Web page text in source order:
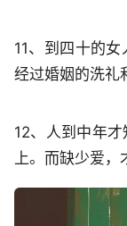
11、到四十的女
经过婚姻的洗礼
12、人到中年
上。而缺少爱，